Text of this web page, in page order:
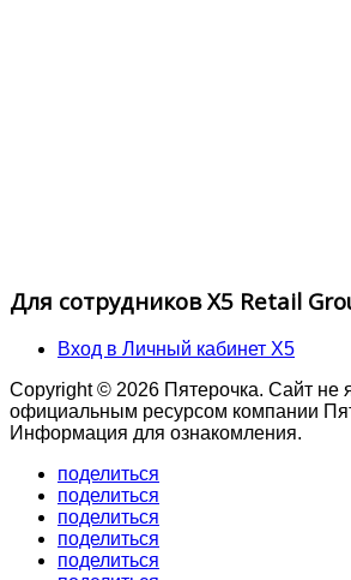
Для сотрудников X5 Retail
Вход в Личный кабинет X5
Copyright © 2026 Пятерочка. Сайт не
официальным ресурсом компании
Информация для ознакомления.
поделиться
поделиться
поделиться
поделиться
поделиться